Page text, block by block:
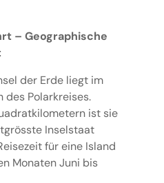
– Geographische
der Erde liegt im
des Polarkreises.
ist sie
Inselstaat
für eine Island
Monaten Juni bis